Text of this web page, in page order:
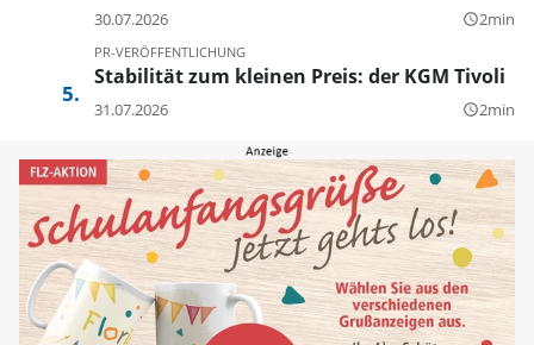
30.07.2026 query_builder2min
PR-VERÖFFENTLICHUNG
Stabilität zum kleinen Preis: der KGM Tivoli
31.07.2026 query_builder2min